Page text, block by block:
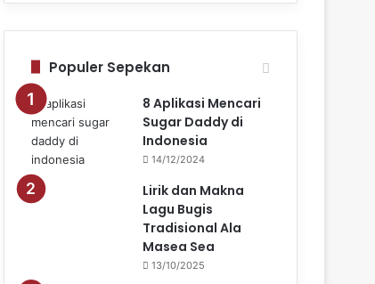
c
e
b
o
o
u
T
u
b
e
s
a
g
r
a
m
a
s
A
Populer Sepekan
8 Aplikasi Mencari
Sugar Daddy di
Indonesia
14/12/2024
Lirik dan Makna
Lagu Bugis
Tradisional Ala
Masea Sea
13/10/2025